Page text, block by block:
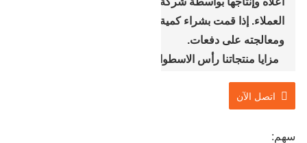
العملاء. إذا قمت بشراء كمية كبيرة ، يمكنك فتح القالب
ومعالجته على دفعات.
مزايا منتجاتنا رأس الاسطوانة: تزوير تجويف مزدوج يموت ،
اتصل الآن
سهم: